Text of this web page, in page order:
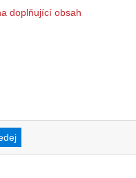
doplňující obsah